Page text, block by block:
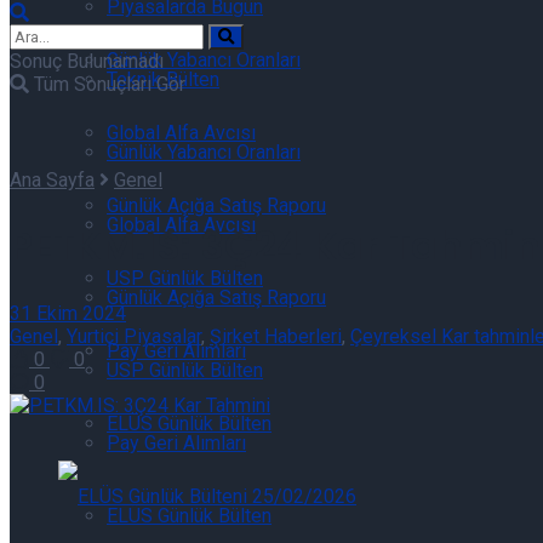
Günlük Yabancı Oranları
Global Alfa Avcısı
Günlük Açığa Satış Raporu
USP Günlük Bülten
Pay Geri Alımları
ELÜS Günlük Bülten
Piyasalarda Bugün
Teknik Bülten
Günlük Yabancı Oranları
Global Alfa Avcısı
Günlük Açığa Satış Raporu
USP Günlük Bülten
Pay Geri Alımları
ELÜS Günlük Bülten
Sonuç Bulunamadı
Tüm Sonuçları Gör
Ana Sayfa Genel
PETKM.IS: 3Ç24 Kar
31 Ekim 2024
Genel, Yurtiçi Piyasalar, Şirket Haberleri, Çeyreksel Kar
0
0
0